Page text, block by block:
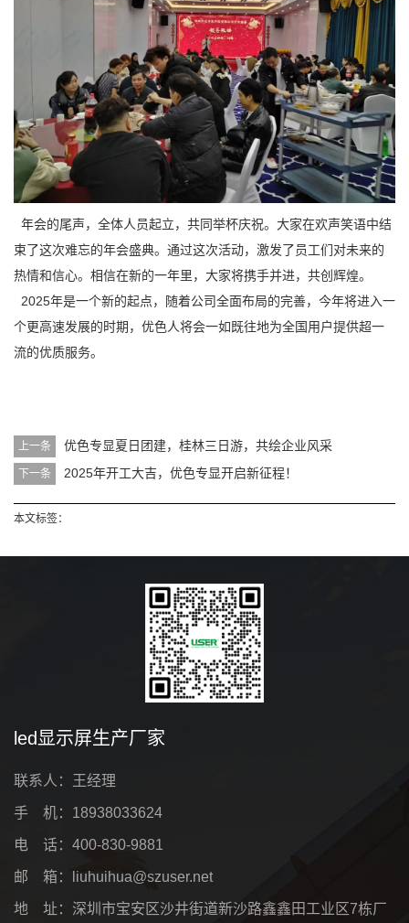
年会的尾声，全体人员起立，共同举杯庆祝。大家在欢声笑语中结
束了这次难忘的年会盛典。通过这次活动，激发了员工们对未来的
热情和信心。相信在新的一年里，大家将携手并进，共创辉煌。
2025年是一个新的起点，随着公司全面布局的完善，今年将进入一
个更高速发展的时期，优色人将会一如既往地为全国用户提供超一
流的优质服务。
上一条 优色专显夏日团建，桂林三日游，共绘企业风采
下一条 2025年开工大吉，优色专显开启新征程！
本文标签：
led显示屏生产厂家
联系人：王经理
手 机：18938033624
电 话：400-830-9881
邮 箱：liuhuihua@szuser.net
地 址：深圳市宝安区沙井街道新沙路鑫鑫田工业区7栋厂